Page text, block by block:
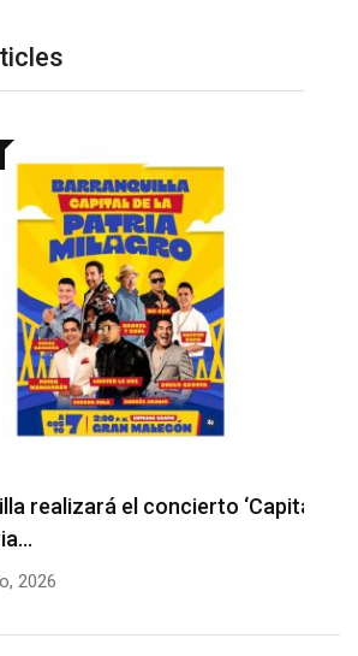
el concierto ‘Capital